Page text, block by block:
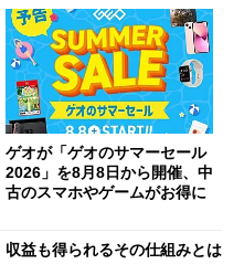
ゲオが「ゲオのサマーセール
2026」を8月8日から開催、中
古のスマホやゲームがお得に
収益も得られるその仕組みとは